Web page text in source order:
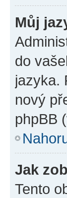
Můj
do
jazyka.
nový
phpBB
Jak
Tento